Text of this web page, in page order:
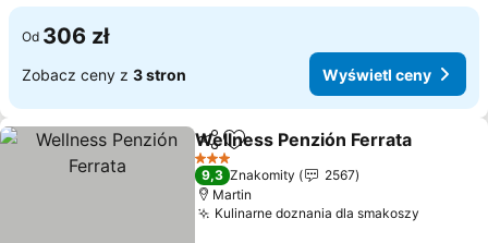
Od 306 zł
Zobacz ceny z 3 stron Wyświetl ceny
Udostępnij
Dodaj do ulubionych
Wellness Penzión Ferrata
3 Kategoria
9,3 Znakomity
2567
Martin
Kulinarne doznania dla smakoszy